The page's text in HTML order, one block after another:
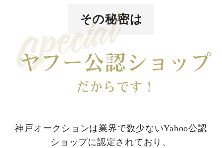
その秘密は
神戸オークションは業界で数少ないYahoo公認
ショップに認定されており、